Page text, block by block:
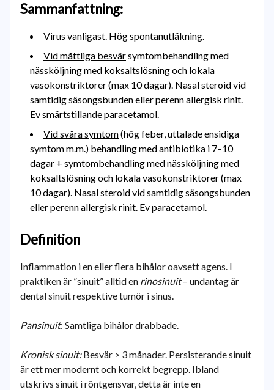
Sammanfattning:
Virus vanligast. Hög spontanutläkning.
Vid måttliga besvärsymtombehandling med
nässköljning med koksaltslösning och lokala
vasokonstriktorer (max 10 dagar). Nasal steroid vid
samtidig säsongsbunden eller perenn allergisk rinit.
Ev smärtstillande paracetamol.
Vid svåra symtom(hög feber, uttalade ensidiga
symtom m.m.) behandling med antibiotika i 7–10
dagar + symtombehandling med nässköljning med
koksaltslösning och lokala vasokonstriktorer (max
10 dagar). Nasal steroid vid samtidig säsongsbunden
eller perenn allergisk rinit. Ev paracetamol.
Definition
Inflammation i en eller flera bihålor oavsett agens. I
praktiken är ”sinuit” alltid en rinosinuit– undantag är
dental sinuit respektive tumör i sinus.
Pansinuit: Samtliga bihålor drabbade.
Kronisk sinuit:Besvär > 3 månader. Persisterande sinuit
är ett mer modernt och korrekt begrepp. Ibland
utskrivs sinuit i röntgensvar, detta är inte en